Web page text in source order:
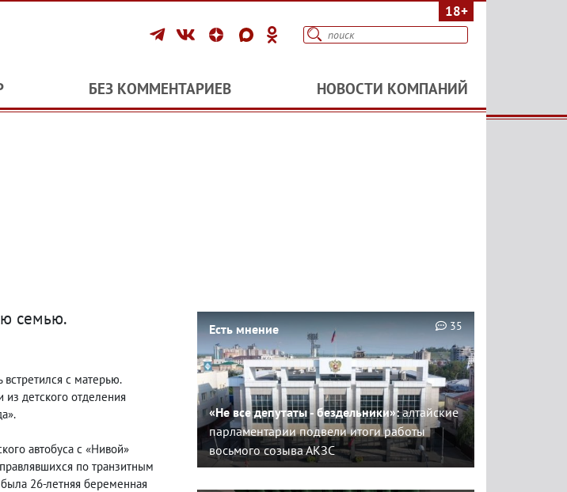
18+
БЕЗ КОММЕНТАРИЕВ НОВОСТИ КОМПАНИЙ
семью.
встретился с матерью.
из детского отделения
автобуса с «Нивой»
по транзитным
26-летняя беременная
Есть мнение
«Не все депутаты - бездельники»:алтайские
парламентарии подвели итоги работы
восьмого созыва АКЗС
35